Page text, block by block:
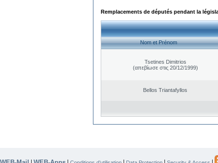
Remplacements de députés pendant la
Nom et Prénom
Tsetines Dimitrios
(απεβίωσε στις 20/12/1999)
Bellos Triantafyllos
| | | | |